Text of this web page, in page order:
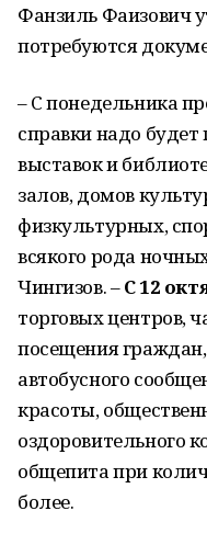
Фанзиль Фаизович
потребуются
– С понедельника
справки надо
выставок и
залов, домов
физкультурных,
всякого рода
Чингизов. –С 12
торговых центров,
посещения
автобусного
красоты,
оздоровительного
общепита при
более.